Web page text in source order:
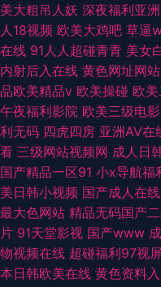
美大粗吊人妖 深夜福利亚洲
人18视频 欧美大鸡吧 草逼
在线 91人人超碰青青 美女
内射后入在线 黄色网址网
品欧美精品v 欧美操碰 欧
午夜福利影院 欧美三级电影
利无码 四虎四房 亚洲AV在
看 三级网站视频网 成人日
国产精品一区91 小x导航福
美日韩小视频 国产成人在
最大色网站 精品无码国产
片 91天堂影视 国产www
物视频在线 超碰福利97视
本日韩欧美在线 黄色资料